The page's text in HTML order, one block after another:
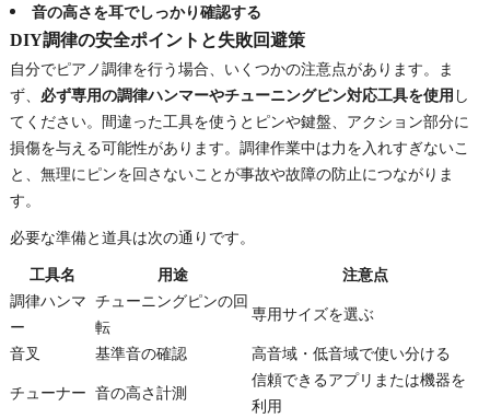
音の高さを耳でしっかり確認する
DIY調律の安全ポイントと失敗回避策
自分でピアノ調律を行う場合、いくつかの注意点があります。ま
ず、 必ず専用の調律ハンマーやチューニングピン対応工具を使用 し
てください。間違った工具を使うとピンや鍵盤、アクション部分に
損傷を与える可能性があります。調律作業中は力を入れすぎないこ
と、無理にピンを回さないことが事故や故障の防止につながりま
す。
必要な準備と道具は次の通りです。
工具名
用途
注意点
調律ハンマ
ー
チューニングピンの回
転
専用サイズを選ぶ
音叉
基準音の確認
高音域・低音域で使い分ける
チューナー 音の高さ計測
信頼できるアプリまたは機器を
利用